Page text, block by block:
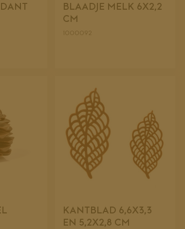
BLAADJE MELK 6X2,2
CM
1000092
KANTBLAD 6,6X3,3
EN 5,2X2,8 CM